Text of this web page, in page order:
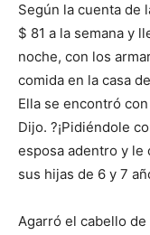
Según la cuenta de
$ 81 a la semana y
noche, con los
comida en la casa
Ella se encontró
Dijo. ?¡Pidiéndole
esposa adentro y le
sus hijas de 6 y 7
Agarró el cabello